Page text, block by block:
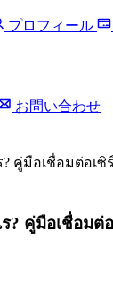
プロフィール
お問い合わせ
? คู่มือเชื่อมต่